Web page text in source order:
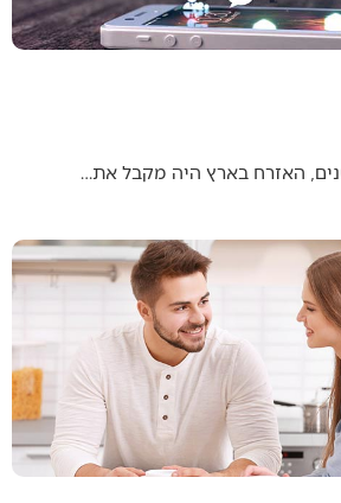
האזרח בארץ היה מקבל את…